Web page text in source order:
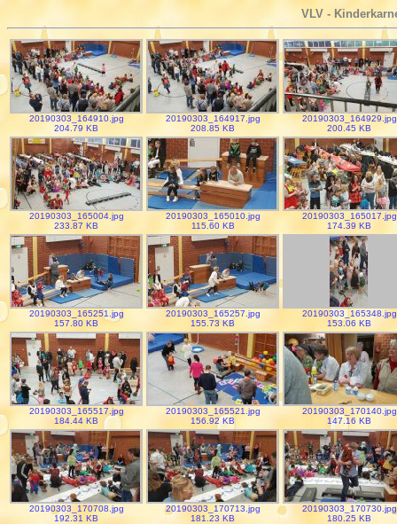
VLV -
20190303_164910.jpg
204.79 KB
20190303_164917.jpg
208.85 KB
20190303_164929.jpg
200.45 KB
20190303_165004.jpg
233.87 KB
20190303_165010.jpg
115.60 KB
20190303_165017.jpg
174.39 KB
20190303_165251.jpg
157.80 KB
20190303_165257.jpg
155.73 KB
20190303_165348.jpg
153.06 KB
20190303_165517.jpg
184.44 KB
20190303_165521.jpg
156.92 KB
20190303_170140.jpg
147.16 KB
20190303_170708.jpg
192.31 KB
20190303_170713.jpg
181.23 KB
20190303_170730.jpg
180.25 KB